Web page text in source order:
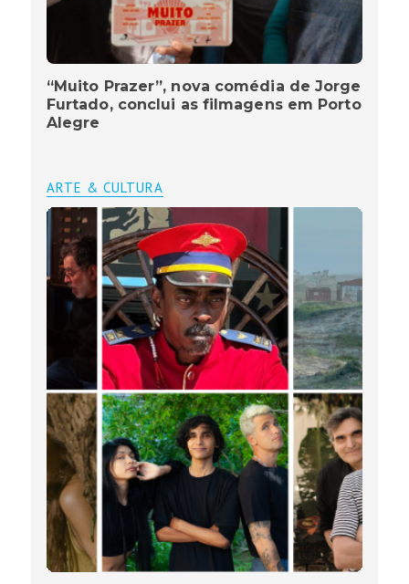
“Muito Prazer”, nova comédia de Jorge
Furtado, conclui as filmagens em Porto
Alegre
ARTE & CULTURA